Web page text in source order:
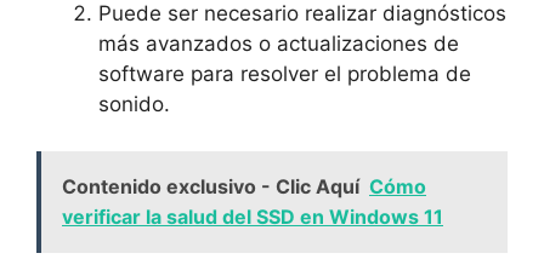
Puede ser necesario realizar diagnósticos
más avanzados o actualizaciones de
software para resolver el problema de
sonido.
Contenido exclusivo - Clic Aquí Cómo
verificar la salud del SSD en Windows 11